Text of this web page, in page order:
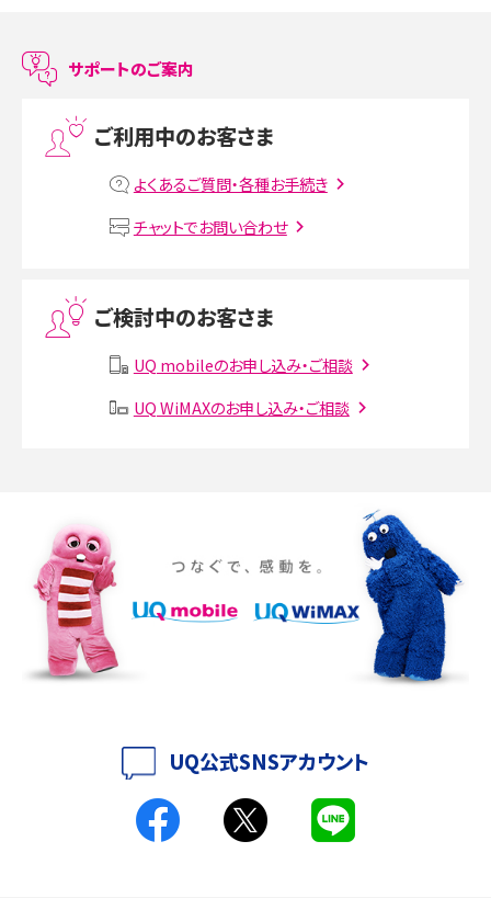
LINEで友だちを削除する方法は？方法ごとの影響や復活・復元する方法も解説
MNOとは？MVNOやMVNEとの違いやメリット・デメリットを解説
VPN接続とは？仕組みや必要性、メリット・デメリット、接続方法を解説
Instagram（インスタグラム）でスクショするとバレる？バレるケースや撮り方も解
SMSとは？料金やできること、注意点や届かない時の対処法を解説
iPhone 16eとiPhone SE（第3世代）の違いは？サイズやスペックを比較して解説
iPhone 16eとiPhone 14を徹底比較！スペック・機能の違いをわかりやすく紹介
iPhone 16シリーズのモデルを比較！価格・サイズ・カメラ性能の違いを徹底解説
iPhone 16とiPhone 15の違いは？カメラ・スペック・機能を徹底比較
スマホが高い理由は？購入費用を抑える方法や端末を選ぶ時の注意点を解説！
サポートのご案内
ご利用中のお客さま
よくあるご質問・各種お手続き
チャットでお問い合わせ
ご検討中のお客さま
UQ mobileのお申し込み・ご相談
UQ WiMAXのお申し込み・ご相談
UQ公式SNSアカウント